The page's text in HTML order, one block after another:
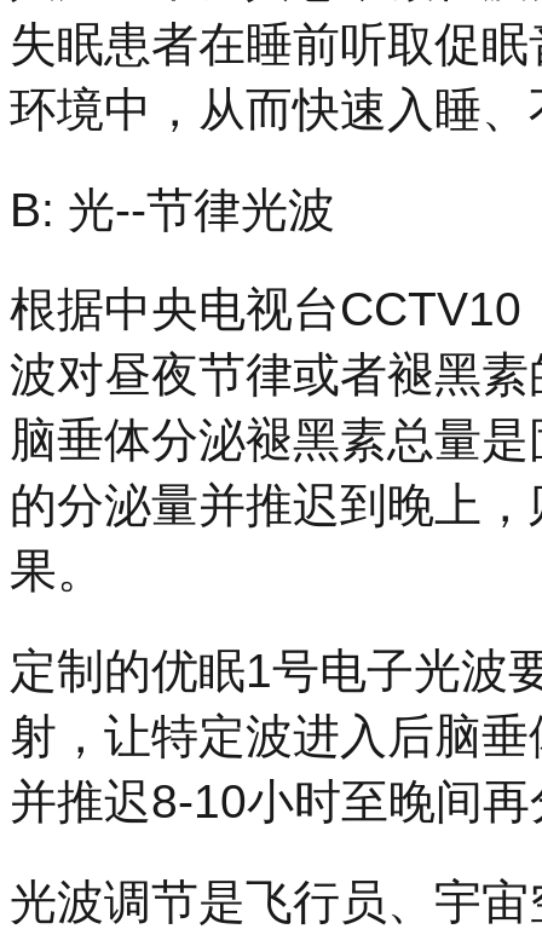
失眠患者在睡前听取促
环境中，从而快速入睡
B: 光--节律光波
根据中央电视台
波对昼夜节律或者褪黑
脑垂体分泌褪黑素总量
的分泌量并推迟到晚上
果。
定制的优眠1号电子光波
射，让特定波进入后脑
并推迟8-10小时至晚间
光波调节是飞行员、宇